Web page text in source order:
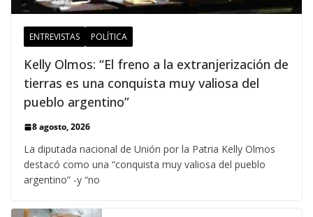
ENTREVISTAS POLÍTICA
Kelly Olmos: “El freno a la extranjerización de
tierras es una conquista muy valiosa del
pueblo argentino”
8 agosto, 2026
La diputada nacional de Unión por la Patria Kelly Olmos
destacó como una “conquista muy valiosa del pueblo
argentino” -y “no